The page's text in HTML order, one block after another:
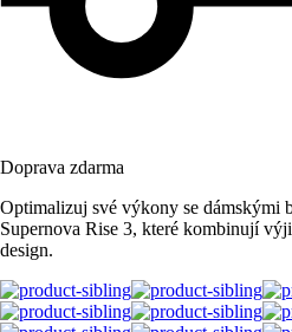
Doprava zdarma
Optimalizuj své výkony se dámskými
Supernova Rise 3, které kombinují
design.